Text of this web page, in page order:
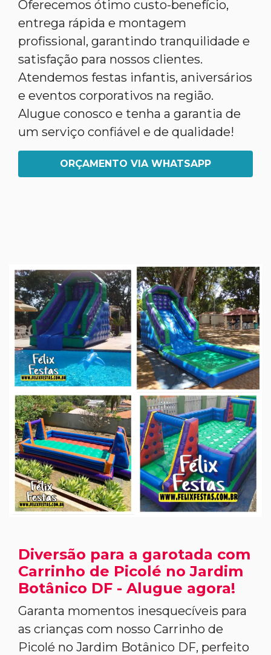
Oferecemos ótimo custo-benefício,
entrega rápida e montagem
profissional, garantindo tranquilidade e
satisfação para nossos clientes.
Atendemos festas infantis, aniversários
e eventos corporativos na região.
Alugue conosco e tenha a garantia de
um serviço confiável e de qualidade!
ORÇAMENTO VIA WHATSAPP
Diversão para a garotada com
Carrinho de Picolé no Jardim
Botânico DF - Alugue agora!
Garanta momentos inesquecíveis para
as crianças com nosso Carrinho de
Picolé no Jardim Botânico DF, perfeito